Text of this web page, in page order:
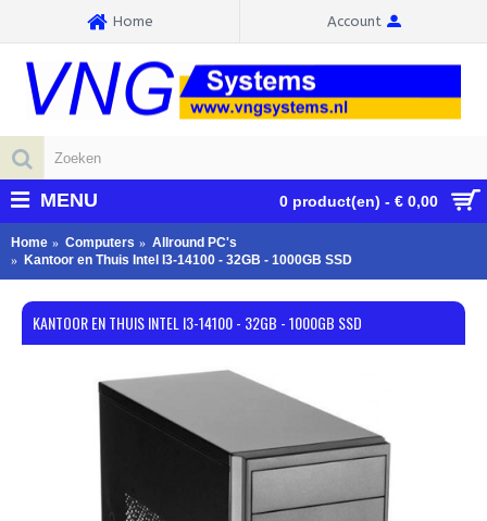
Home Account
0 product(en) - € 0,00
MENU
Home Computers
Allround PC's
Kantoor en Thuis Intel I3-14100 - 32GB - 1000GB SSD
KANTOOR EN THUIS INTEL I3-14100 - 32GB - 1000GB SSD